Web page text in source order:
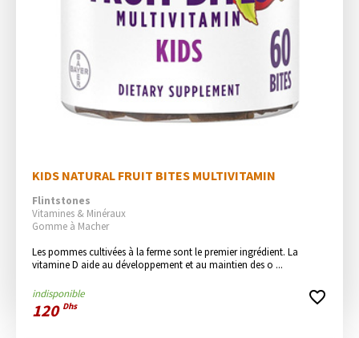
KIDS NATURAL FRUIT BITES MULTIVITAMIN
Flintstones
Vitamines & Minéraux
Gomme à Macher
Les pommes cultivées à la ferme sont le premier ingrédient. La
vitamine D aide au développement et au maintien des o ...
indisponible
120 Dhs favorite_border